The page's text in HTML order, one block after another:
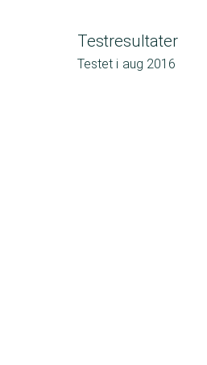
Testresultater
Testet i aug 2016